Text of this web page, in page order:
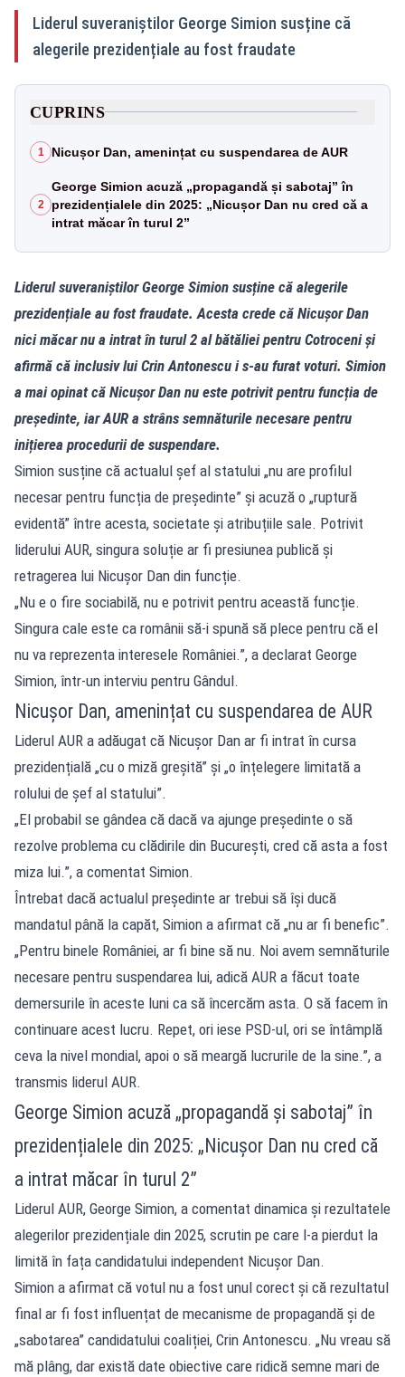
Liderul suveraniștilor George Simion susține că
alegerile prezidențiale au fost fraudate
CUPRINS
1 Nicușor Dan, amenințat cu suspendarea de AUR
2
George Simion acuză „propagandă și sabotaj” în
prezidențialele din 2025: „Nicușor Dan nu cred că a
intrat măcar în turul 2”
Liderul suveraniștilor George Simion susține că alegerile
prezidențiale au fost fraudate. Acesta crede că Nicușor Dan
nici măcar nu a intrat în turul 2 al bătăliei pentru Cotroceni și
afirmă că inclusiv lui Crin Antonescu i s-au furat voturi. Simion
a mai opinat că Nicușor Dan nu este potrivit pentru funcția de
președinte, iar AUR a strâns semnăturile necesare pentru
inițierea procedurii de suspendare.
Simion susține că actualul șef al statului „nu are profilul
necesar pentru funcția de președinte” și acuză o „ruptură
evidentă” între acesta, societate și atribuțiile sale. Potrivit
liderului AUR, singura soluție ar fi presiunea publică și
retragerea lui Nicușor Dan din funcție.
„Nu e o fire sociabilă, nu e potrivit pentru această funcție.
Singura cale este ca românii să-i spună să plece pentru că el
nu va reprezenta interesele României.”, a declarat George
Simion, într-un interviu pentru Gândul.
Nicușor Dan, amenințat cu suspendarea de AUR
Liderul AUR a adăugat că Nicușor Dan ar fi intrat în cursa
prezidențială „cu o miză greșită” și „o înțelegere limitată a
rolului de șef al statului”.
„El probabil se gândea că dacă va ajunge președinte o să
rezolve problema cu clădirile din București, cred că asta a fost
miza lui.”, a comentat Simion.
Întrebat dacă actualul președinte ar trebui să își ducă
mandatul până la capăt, Simion a afirmat că „nu ar fi benefic”.
„Pentru binele României, ar fi bine să nu. Noi avem semnăturile
necesare pentru suspendarea lui, adică AUR a făcut toate
demersurile în aceste luni ca să încercăm asta. O să facem în
continuare acest lucru. Repet, ori iese PSD-ul, ori se întâmplă
ceva la nivel mondial, apoi o să meargă lucrurile de la sine.”, a
transmis liderul AUR.
George Simion acuză „propagandă și sabotaj” în
prezidențialele din 2025: „Nicușor Dan nu cred că
a intrat măcar în turul 2”
Liderul AUR, George Simion, a comentat dinamica și rezultatele
alegerilor prezidențiale din 2025, scrutin pe care l-a pierdut la
limită în fața candidatului independent Nicușor Dan.
Simion a afirmat că votul nu a fost unul corect și că rezultatul
final ar fi fost influențat de mecanisme de propagandă și de
„sabotarea” candidatului coaliției, Crin Antonescu. „Nu vreau să
mă plâng, dar există date obiective care ridică semne mari de